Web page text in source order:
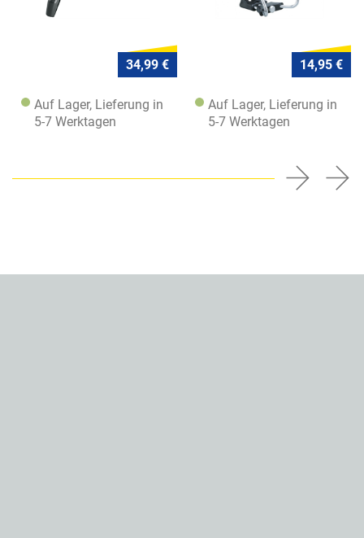
34,99 €
Auf Lager, Lieferung in
5-7 Werktagen
14,95 €
Auf Lager, Lieferung in
5-7 Werktagen